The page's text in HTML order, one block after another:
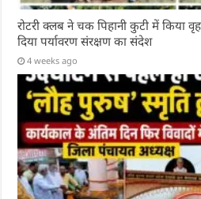
रोटरी क्लब ने चक पिहानी कुटी में किया
दिया पर्यावरण संरक्षण का संदेश
4 weeks ago